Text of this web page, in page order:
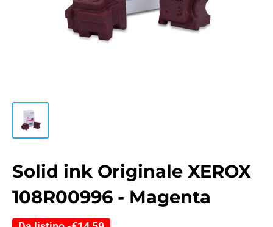
Solid ink Originale XEROX
108R00996 - Magenta